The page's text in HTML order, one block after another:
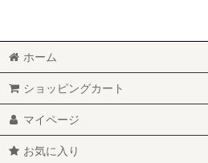
ホーム
ショッピングカート
マイページ
お気に入り